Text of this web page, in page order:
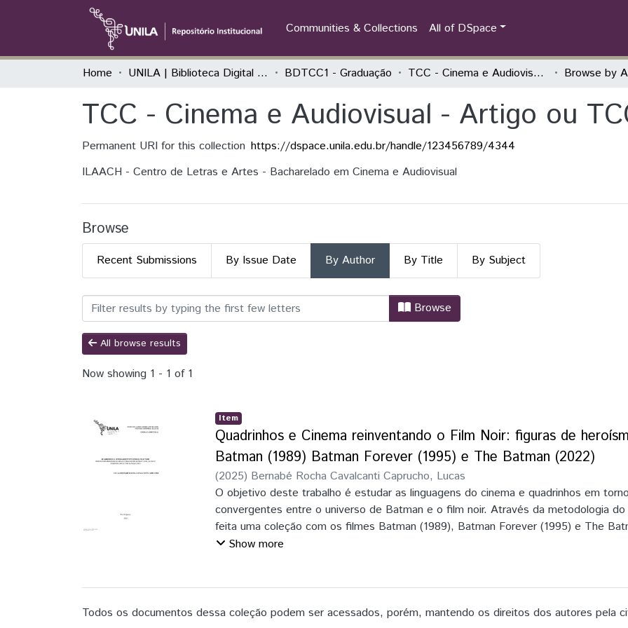
Communities & Collections All of DSpace
Home UNILA | Biblioteca Digital de Trabalhos de Conclusão de Curso BDTCC1 - Graduação TCC - Cinema e Audiovisual - Artigo ou TCC Browse by
TCC - Cinema e Audiovisual - Artigo ou
Permanent URI for this collection https://dspace.unila.edu.br/handle/123456789/4344
ILAACH - Centro de Letras e Artes - Bacharelado em Cinema e Audiovisual
Browse
Recent Submissions By Issue Date By Author By Title By Subject
Browsing TCC - Cinema e Audiovisual - Artigo ou TCC by
Browse
All browse results
Now showing 1 - 1 of 1
Item
Quadrinhos e Cinema reinventando o Film Noir: figuras de
Batman (1989) Batman Forever (1995) e The Batman (2022)
(2025) Bernabé Rocha Cavalcanti Caprucho, Lucas
O objetivo deste trabalho é estudar as linguagens do cinema e quadrinhos em
convergentes entre o universo de Batman e o film noir. Através da metodologia
feita uma coleção com os filmes Batman (1989), Batman Forever (1995) e The
escolhas estilísticas reelaboram o heroísmo dúbio do personagem e o espaço
Show more
Todos os documentos dessa coleção podem ser acessados, porém, mantendo os direitos dos autores pela